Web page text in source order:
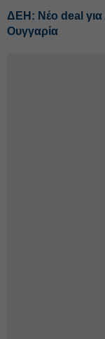
ΔΕΗ: Νέο deal
Ουγγαρία